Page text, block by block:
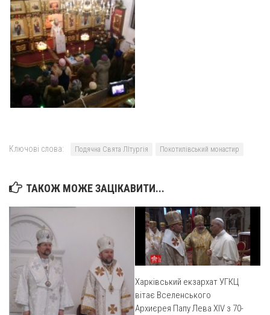
Катехитична комісія
Комісія у справах молоді
Комісія у справах родини
Комісія з питань душпастирства охорони здоров’я
Спільноти
Сумщина
Оголошення
Трансляції
Ключові слова: Подячна Свята ЛІтургія Покотилівський монастир
ТАКОЖ МОЖЕ ЗАЦІКАВИТИ...
Харківський екзархат УГКЦ
вітає Вселенського
Архиєрея Папу Лева XIV з 70-